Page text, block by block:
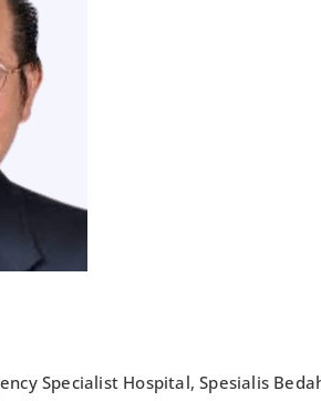
Specialist Hospital,Spesialis